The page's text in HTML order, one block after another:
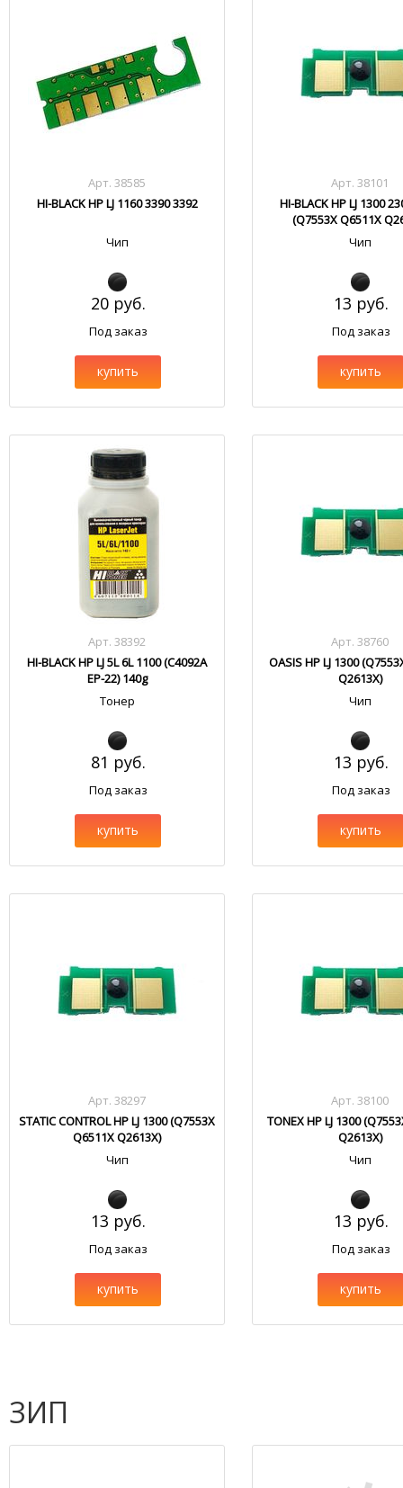
Арт. 38585
HI-BLACK HP LJ 1160 3390 3392
Чип
20 руб.
Под заказ
купить
Арт. 38101
HI-BLACK HP LJ 1300
(Q7553X Q6511X
Чип
13 руб.
Под заказ
купить
Арт. 38392
HI-BLACK HP LJ 5L 6L 1100 (C4092A
EP-22) 140g
Тонер
81 руб.
Под заказ
купить
Арт. 38760
OASIS HP LJ 1300
Q2613X)
Чип
13 руб.
Под заказ
купить
Арт. 38297
STATIC CONTROL HP LJ 1300 (Q7553X
Q6511X Q2613X)
Чип
13 руб.
Под заказ
купить
Арт. 38100
TONEX HP LJ 1300
Q2613X)
Чип
13 руб.
Под заказ
купить
ЗИП